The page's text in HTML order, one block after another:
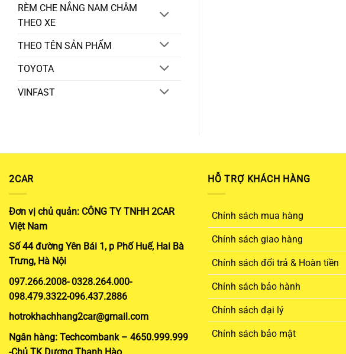
RÈM CHE NẮNG NAM CHÂM
THEO XE
THEO TÊN SẢN PHẨM
TOYOTA
VINFAST
2CAR
Đơn vị chủ quản: CÔNG TY TNHH 2CAR
Việt Nam
Số 44 đường Yên Bái 1, p Phố Huế, Hai Bà
Trưng, Hà Nội
097.266.2008- 0328.264.000-
098.479.3322-096.437.2886
hotrokhachhang2car@gmail.com
Ngân hàng: Techcombank – 4650.999.999
HỖ TRỢ KHÁCH HÀNG
Chính sách mua hàng
Chính sách giao hàng
Chính sách đổi trả & Hoàn tiền
Chính sách bảo hành
Chính sách đại lý
Chính sách bảo mật